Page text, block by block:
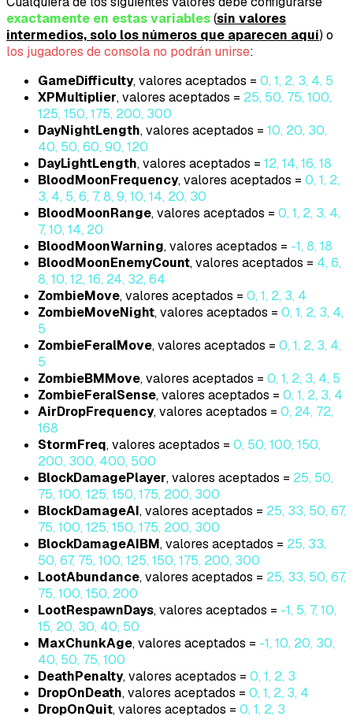
exactamente en estas variables(sin valores
intermedios, solo los números que aparecen aquí) o
los jugadores de consola no podrán unirse:
GameDifficulty, valores aceptados = 0, 1, 2, 3, 4, 5
XPMultiplier, valores aceptados = 25, 50, 75, 100,
125, 150, 175, 200, 300
DayNightLength, valores aceptados = 10, 20, 30,
40, 50, 60, 90, 120
DayLightLength, valores aceptados = 12, 14, 16, 18
BloodMoonFrequency, valores aceptados = 0, 1, 2,
3, 4, 5, 6, 7, 8, 9, 10, 14, 20, 30
BloodMoonRange, valores aceptados = 0, 1, 2, 3, 4,
7, 10, 14, 20
BloodMoonWarning, valores aceptados = -1, 8, 18
BloodMoonEnemyCount, valores aceptados = 4, 6,
8, 10, 12, 16, 24, 32, 64
ZombieMove, valores aceptados = 0, 1, 2, 3, 4
ZombieMoveNight, valores aceptados = 0, 1, 2, 3, 4,
5
ZombieFeralMove, valores aceptados = 0, 1, 2, 3, 4,
5
ZombieBMMove, valores aceptados = 0, 1, 2, 3, 4, 5
ZombieFeralSense, valores aceptados = 0, 1, 2, 3, 4
AirDropFrequency, valores aceptados = 0, 24, 72,
168
StormFreq, valores aceptados = 0, 50, 100, 150,
200, 300, 400, 500
BlockDamagePlayer, valores aceptados = 25, 50,
75, 100, 125, 150, 175, 200, 300
BlockDamageAI, valores aceptados = 25, 33, 50, 67,
75, 100, 125, 150, 175, 200, 300
BlockDamageAIBM, valores aceptados = 25, 33,
50, 67, 75, 100, 125, 150, 175, 200, 300
LootAbundance, valores aceptados = 25, 33, 50, 67,
75, 100, 150, 200
LootRespawnDays, valores aceptados = -1, 5, 7, 10,
15, 20, 30, 40, 50
MaxChunkAge, valores aceptados = -1, 10, 20, 30,
40, 50, 75, 100
DeathPenalty, valores aceptados = 0, 1, 2, 3
DropOnDeath, valores aceptados = 0, 1, 2, 3, 4
DropOnQuit, valores aceptados = 0, 1, 2, 3